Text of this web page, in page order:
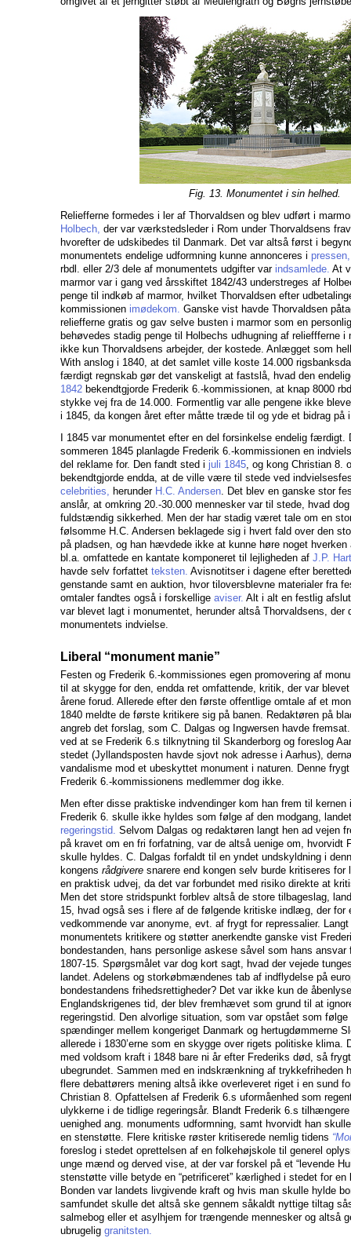
Fig. 13. Monumentet i sin helhed.
Reliefferne formedes i ler af Thorvaldsen og blev udført i
Holbech, der var værkstedsleder i Rom under Thorvaldsens
hvorefter de udskibedes til Danmark. Det var altså først i
monumentets endelige udformning kunne annonceres i pressen,
rbdl. eller 2/3 dele af monumentets udgifter var indsamlede. At
marmor var i gang ved årsskiftet 1842/43 understreges af
penge til indkøb af marmor, hvilket Thorvaldsen efter
kommissionen imødekom. Ganske vist havde Thorvaldsen
reliefferne gratis og gav selve busten i marmor som en
behøvedes stadig penge til Holbechs udhugning af relieffferne i
ikke kun Thorvaldsens arbejder, der kostede. Anlægget som
With anslog i 1840, at det samlet ville koste 14.000
færdigt regnskab gør det vanskeligt at fastslå, hvad den
1842 bekendtgjorde Frederik 6.-kommissionen, at knap 8000
stykke vej fra de 14.000. Formentlig var alle pengene ikke
i 1845, da kongen året efter måtte træde til og yde et bidrag på
I 1845 var monumentet efter en del forsinkelse endelig
sommeren 1845 planlagde Frederik 6.-kommissionen en
del reklame for. Den fandt sted i juli 1845, og kong Christian 8.
bekendtgjorde endda, at de ville være til stede ved
celebrities, herunder H.C. Andersen. Det blev en ganske stor
anslår, at omkring 20.-30.000 mennesker var til stede, hvad
fuldstændig sikkerhed. Men der har stadig været tale om en
følsomme H.C. Andersen beklagede sig i hvert fald over den
på pladsen, og han hævdede ikke at kunne høre noget hverken
bl.a. omfattede en kantate komponeret til lejligheden af J.P.
havde selv forfattet teksten. Avisnotitser i dagene efter
genstande samt en auktion, hvor tiloversblevne materialer fra
omtaler fandtes også i forskellige aviser. Alt i alt en festlig
var blevet lagt i monumentet, herunder altså Thorvaldsens, der
monumentets indvielse.
Liberal “monument manie”
Festen og Frederik 6.-kommissiones egen promovering af
til at skygge for den, endda ret omfattende, kritik, der var
årene forud. Allerede efter den første offentlige omtale af et
1840 meldte de første kritikere sig på banen. Redaktøren på
angreb det forslag, som C. Dalgas og Ingwersen havde
ved at se Frederik 6.s tilknytning til Skanderborg og foreslog
stedet (Jyllandsposten havde sjovt nok adresse i Aarhus),
vandalisme mod et ubeskyttet monument i naturen. Denne
Frederik 6.-kommissionens medlemmer dog ikke.
Men efter disse praktiske indvendinger kom han frem til
Frederik 6. skulle ikke hyldes som følge af den modgang,
regeringstid. Selvom Dalgas og redaktøren langt hen ad vejen
på kravet om en fri forfatning, var de altså uenige om, hvorvidt
skulle hyldes. C. Dalgas forfaldt til en yndet undskyldning i
kongens rådgivere snarere end kongen selv burde kritiseres for
en praktisk udvej, da det var forbundet med risiko direkte at
Men det store stridspunkt forblev altså de store tilbageslag,
15, hvad også ses i flere af de følgende kritiske indlæg, der for
vedkommende var anonyme, evt. af frygt for repressalier.
monumentets kritikere og støtter anerkendte ganske vist
bondestanden, hans personlige askese såvel som hans ansvar
1807-15. Spørgsmålet var dog kort sagt, hvad der vejede
landet. Adelens og storkøbmændenes tab af indflydelse på
bondestandens frihedsrettigheder? Det var ikke kun de
Englandskrigenes tid, der blev fremhævet som grund til at
regeringstid. Den alvorlige situation, som var opstået som følge
spændinger mellem kongeriget Danmark og hertugdømmerne
allerede i 1830’erne som en skygge over rigets politiske klima.
med voldsom kraft i 1848 bare ni år efter Frederiks død, så
ubegrundet. Sammen med en indskrænkning af trykkefriheden
flere debattørers mening altså ikke overleveret riget i en sund
Christian 8. Opfattelsen af Frederik 6.s uformåenhed som
ulykkerne i de tidlige regeringsår. Blandt Frederik 6.s
uenighed ang. monuments udformning, samt hvorvidt han
en stenstøtte. Flere kritiske røster kritiserede nemlig tidens
foreslog i stedet oprettelsen af en folkehøjskole til generel
unge mænd og derved vise, at der var forskel på et “levende
stenstøtte ville betyde en “petrificeret” kærlighed i stedet for
Bonden var landets livgivende kraft og hvis man skulle hylde
samfundet skulle det altså ske gennem såkaldt nyttige tiltag
salmebog eller et asylhjem for trængende mennesker og altså
ubrugelig granitsten.